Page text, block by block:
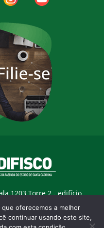
1203 Torre 2 - edifício
- Florianopólis / SC - CEP:
oferecemos a melhor
continuar usando este site,